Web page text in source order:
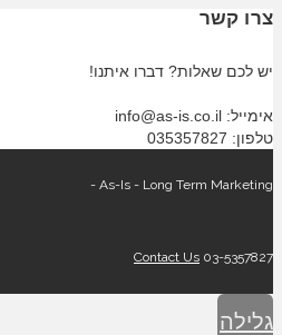
צרו קשר
יש לכם שאלות? דברו איתנו!
אימייל: info@as-is.co.il
טלפון: 035357827
As-Is - Long Term Marketing -
Contact Us 03-5357827
גלילה